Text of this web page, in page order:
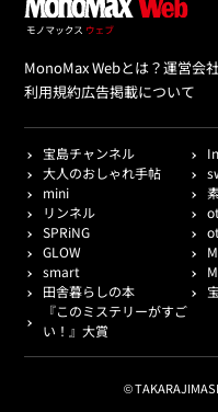
MonoMax Webとは？運営会
利用規約広告掲載について
宝島チャンネル
大人のおしゃれ手帖
mini
リンネル
SPRiNG
GLOW
smart
田舎暮らしの本
『このミステリーがすご
い！』大賞
©